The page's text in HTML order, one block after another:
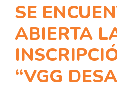
SE
ABIERTA
“VGG